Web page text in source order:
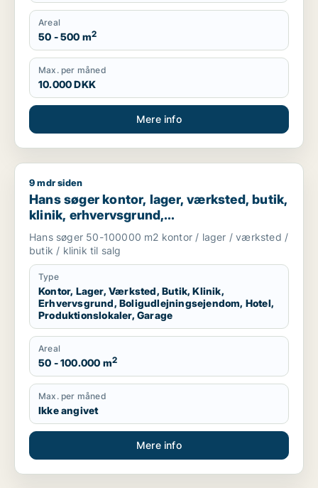
Areal
50 - 500 m2
Max. per måned
10.000 DKK
Mere info
Hans søger kontor, lager, værksted, butik, klinik,
9 mdr siden
Hans søger kontor, lager, værksted, butik,
klinik, erhvervsgrund,
boligudlejningsejendom, hotel,
produktionslokaler eller garage til salg i
Region Sjælland
Hans søger 50-100000 m2 kontor / lager / værksted /
butik / klinik til salg
Type
Kontor, Lager, Værksted, Butik, Klinik,
Erhvervsgrund, Boligudlejningsejendom, Hotel,
Produktionslokaler, Garage
Areal
50 - 100.000 m2
Max. per måned
Ikke angivet
Mere info